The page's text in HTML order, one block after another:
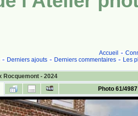
Accueil
Derniers ajouts Derniers commentaires Les
Rocquemont - 2024
Photo 61/4987